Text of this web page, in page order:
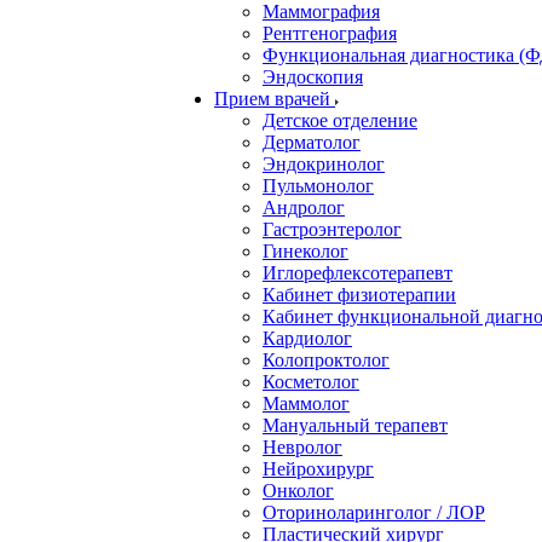
Маммография
Рентгенография
Функциональная диагностика
Эндоскопия
Прием врачей
Детское отделение
Дерматолог
Эндокринолог
Пульмонолог
Андролог
Гастроэнтеролог
Гинеколог
Иглорефлексотерапевт
Кабинет физиотерапии
Кабинет функциональной
Кардиолог
Колопроктолог
Косметолог
Маммолог
Мануальный терапевт
Невролог
Нейрохирург
Онколог
Оториноларинголог / ЛОР
Пластический хирург